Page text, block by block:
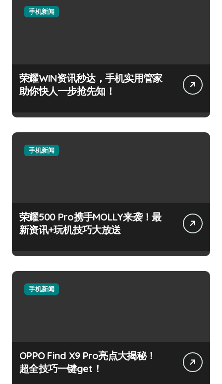
手机新闻
荣耀WIN资讯秒达，手机实用管家
助你快人一步抢先知！
手机新闻
荣耀500 Pro携手MOLLY来袭！最
新资讯+玩机技巧大放送
手机新闻
OPPO Find X9 Pro亮点大揭秘！
超全技巧一键get！